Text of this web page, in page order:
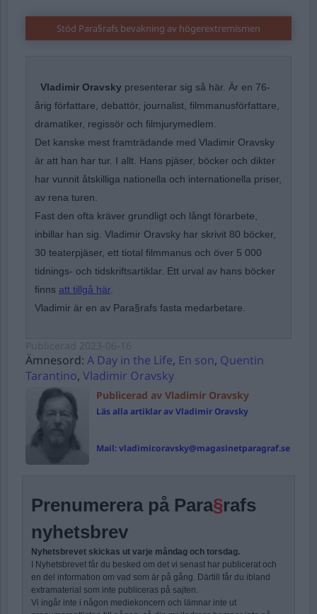
Stöd Para§rafs bevakning av högerextremismen
Vladimir Oravsky presenterar sig så här. Är en 76-
årig författare, debattör, journalist, filmmanusförfattare,
dramatiker, regissör och filmjurymedlem.
Det kanske mest framträdande med Vladimir Oravsky
är att han har tur. I allt. Hans pjäser, böcker och dikter
har vunnit åtskilliga nationella och internationella priser,
av rena turen.
Fast den ofta kräver grundligt och långt förarbete,
inbillar han sig. Vladimir Oravsky har skrivit 80 böcker,
30 teaterpjäser, ett tiotal filmmanus och över 5 000
tidnings- och tidskriftsartiklar. Ett urval av hans böcker
finns att tillgå här.
Vladimir är en av Para§rafs fasta medarbetare.
Ämnesord: A Day in the Life, En son, Quentin
Tarantino, Vladimir Oravsky
Publicerad av Vladimir Oravsky
Läs alla artiklar av Vladimir Oravsky
Mail:vladimir.oravsky@magasinetparagraf.se
Prenumerera på Para§rafs
nyhetsbrev
Nyhetsbrevet skickas ut varje måndag och torsdag.
I Nyhetsbrevet får du besked om det vi senast har publicerat och
en del information om vad som är på gång. Därtill får du ibland
extramaterial som inte publiceras på sajten.
Vi ingår inte i någon mediekoncern och lämnar inte ut